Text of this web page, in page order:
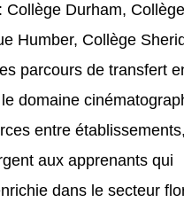
Collège Durham, Collège
Humber, Collège
parcours de transfert
domaine
entre
aux apprenants qui
dans le secteur